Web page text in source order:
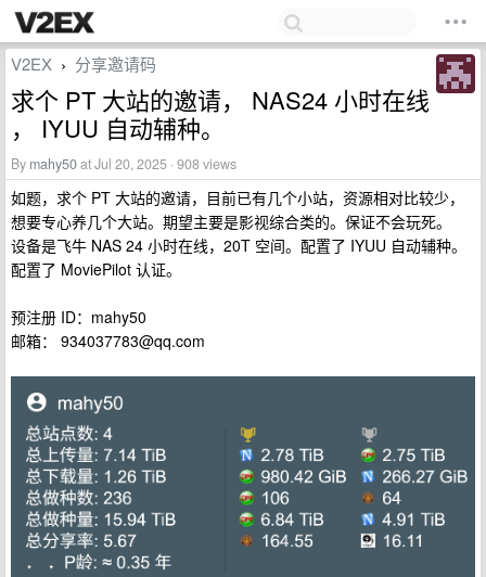
V2EX › 分享邀请码
求个 PT 大站的邀请， NAS24 小时在线
， IYUU 自动辅种。
By mahy50at Jul 20, 2025 · 908 views
如题，求个 PT 大站的邀请，目前已有几个小站，资源相对比较少，
想要专心养几个大站。期望主要是影视综合类的。保证不会玩死。
设备是飞牛 NAS 24 小时在线，20T 空间。配置了 IYUU 自动辅种。
配置了 MoviePilot 认证。
预注册 ID：mahy50
邮箱： 934037783@qq.com